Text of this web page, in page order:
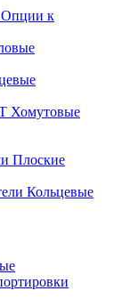
Опции к
Хомутовые
Плоские
Кольцевые